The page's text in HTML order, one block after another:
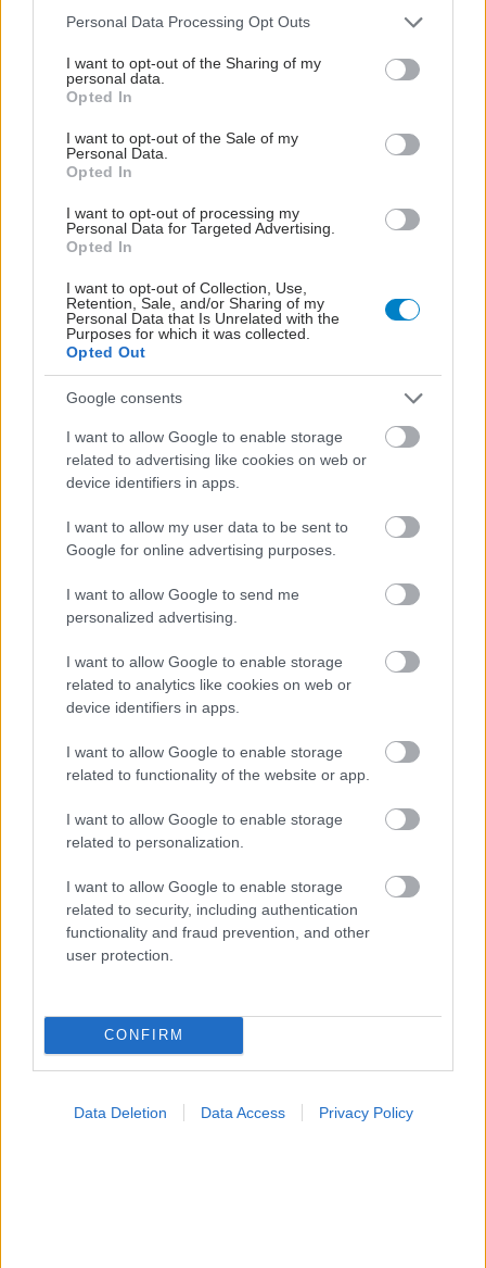
Please note that this website/app uses one or more Google
not limited to your visit or usage behaviour. You may click to
grant or deny consent to Google and its third-party tags to
use your data for below specified purposes in below Google
consent section.
Personal Data Processing Opt Outs
I want to opt-out of the Sharing of my
personal data.
Opted In
I want to opt-out of the Sale of my
Personal Data.
Opted In
I want to opt-out of processing my
Personal Data for Targeted Advertising.
Opted In
I want to opt-out of Collection, Use,
Retention, Sale, and/or Sharing of my
Personal Data that Is Unrelated with the
Purposes for which it was collected.
Opted Out
Google consents
I want to allow Google to enable storage
related to advertising like cookies on web or
device identifiers in apps.
I want to allow my user data to be sent to
Google for online advertising purposes.
I want to allow Google to send me
personalized advertising.
I want to allow Google to enable storage
related to analytics like cookies on web or
device identifiers in apps.
I want to allow Google to enable storage
related to functionality of the website or app.
I want to allow Google to enable storage
related to personalization.
I want to allow Google to enable storage
related to security, including authentication
functionality and fraud prevention, and other
user protection.
CONFIRM
Data Deletion Data Access Privacy Policy